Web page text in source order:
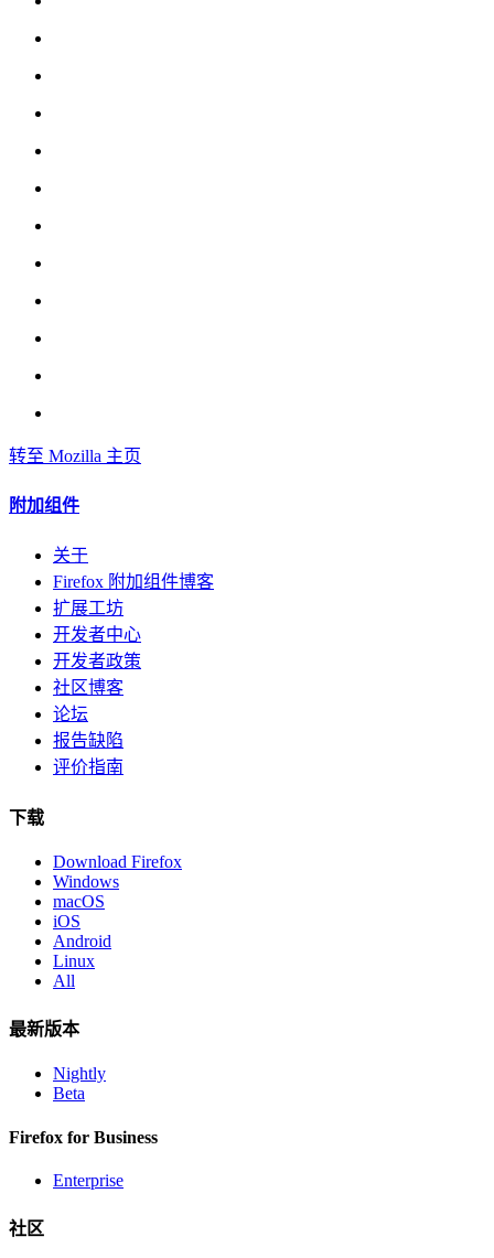
转至 Mozilla 主页
附加组件
关于
Firefox 附加组件博客
扩展工坊
开发者中心
开发者政策
社区博客
论坛
报告缺陷
评价指南
下载
Download Firefox
Windows
macOS
iOS
Android
Linux
All
最新版本
Nightly
Beta
Firefox for Business
Enterprise
社区